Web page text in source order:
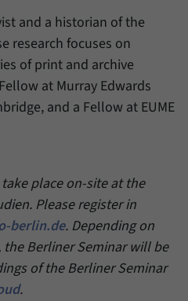
and a historian of the
research focuses on
of print and archive
at Murray Edwards
and a Fellow at EUME
place on-site at the
Please register in
berlin.de. Depending on
Berliner Seminar will be
of the Berliner Seminar
.
können wir speichern, von
oder Suchmaschine
eine Verlinkung auf unsere
können wir für kurze Zeit